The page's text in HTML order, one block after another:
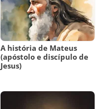
A história de Mateus
(apóstolo e discípulo de
Jesus)